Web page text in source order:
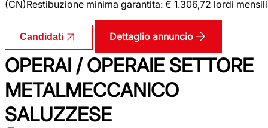
(CN)Restibuzione minima garantita: € 1.306,72 lordi mensili
Candidati Dettaglio annuncio
OPERAI / OPERAIE SETTORE
METALMECCANICO
SALUZZESE